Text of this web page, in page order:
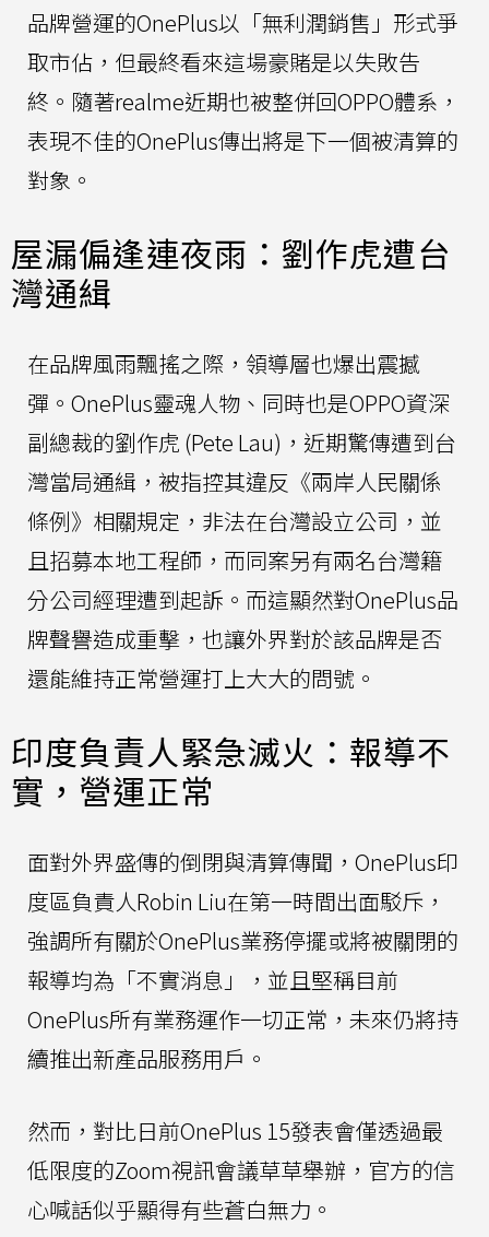
品牌營運的OnePlus以「無利潤銷售」形式爭
取市佔，但最終看來這場豪賭是以失敗告
終。隨著realme近期也被整併回OPPO體系，
表現不佳的OnePlus傳出將是下一個被清算的
對象。
屋漏偏逢連夜雨：劉作虎遭台
灣通緝
在品牌風雨飄搖之際，領導層也爆出震撼
彈。OnePlus靈魂人物、同時也是OPPO資深
副總裁的劉作虎 (Pete Lau)，近期驚傳遭到台
灣當局通緝，被指控其違反《兩岸人民關係
條例》相關規定，非法在台灣設立公司，並
且招募本地工程師，而同案另有兩名台灣籍
分公司經理遭到起訴。而這顯然對OnePlus品
牌聲譽造成重擊，也讓外界對於該品牌是否
還能維持正常營運打上大大的問號。
印度負責人緊急滅火：報導不
實，營運正常
面對外界盛傳的倒閉與清算傳聞，OnePlus印
度區負責人Robin Liu在第一時間出面駁斥，
強調所有關於OnePlus業務停擺或將被關閉的
報導均為「不實消息」，並且堅稱目前
OnePlus所有業務運作一切正常，未來仍將持
續推出新產品服務用戶。
然而，對比日前OnePlus 15發表會僅透過最
低限度的Zoom視訊會議草草舉辦，官方的信
心喊話似乎顯得有些蒼白無力。